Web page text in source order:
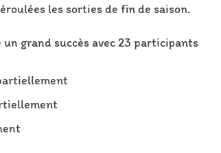
les sorties de fin de saison.
grand succès avec 23 participants